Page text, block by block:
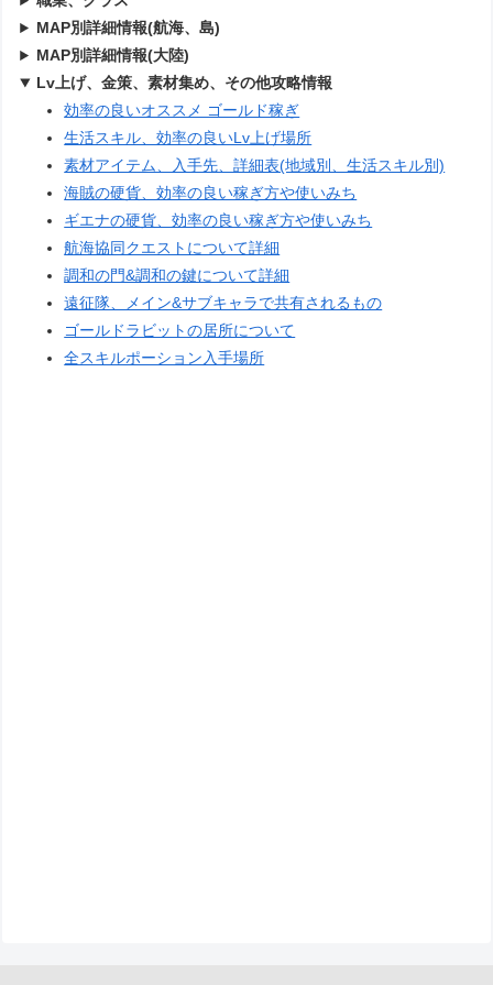
MAP別詳細情報(航海、島)
MAP別詳細情報(大陸)
Lv上げ、金策、素材集め、その他攻略情報
効率の良いオススメ ゴールド稼ぎ
生活スキル、効率の良いLv上げ場所
素材アイテム、入手先、詳細表(地域別、生活スキル別)
海賊の硬貨、効率の良い稼ぎ方や使いみち
ギエナの硬貨、効率の良い稼ぎ方や使いみち
航海協同クエストについて詳細
調和の門&調和の鍵について詳細
遠征隊、メイン&サブキャラで共有されるもの
ゴールドラビットの居所について
全スキルポーション入手場所